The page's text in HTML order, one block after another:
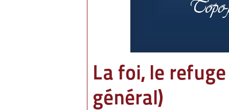
La foi, le
général)